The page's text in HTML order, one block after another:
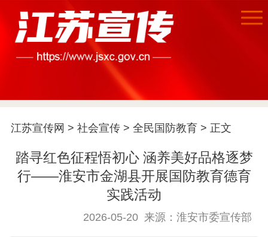
首页
江苏要闻
公示公告
江苏宣传网 > 社会宣传> 全民国防教育> 正文
踏寻红色征程悟初心 涵养美好品格逐梦
行——淮安市金湖县开展国防教育德育
实践活动
2026-05-20 来源：淮安市委宣传部